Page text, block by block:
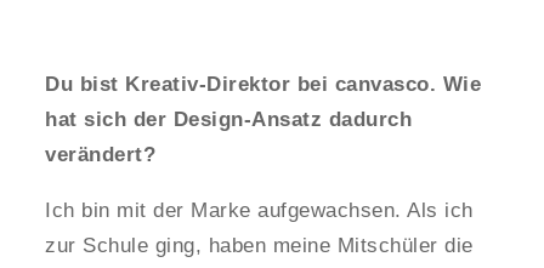
Du bist Kreativ-Direktor bei canvasco. Wie
hat sich der Design-Ansatz dadurch
verändert?
Ich bin mit der Marke aufgewachsen. Als ich
zur Schule ging, haben meine Mitschüler die